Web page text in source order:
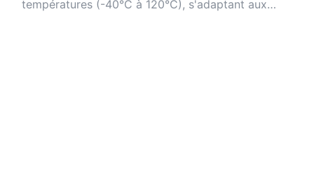
températures (-40°C à 120°C), s'adaptant aux